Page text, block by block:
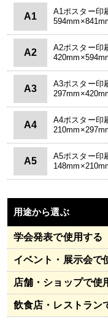
A1
A1ポスター印
A2
A2ポスター印
A3
A3ポスター印
A4
A4ポスター印
A5
A5ポスター印
用途から選ぶ
学会発表で使用する
イベント・展示会で
店舗・ショップで使
飲食店・レストラン